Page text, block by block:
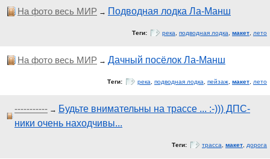
На фото весь МИР → Подводная лодка Ла-Манш
Теги: река подводная лодка макет лето
На фото весь МИР → Дачный посёлок Ла-Манш
Теги: река подводная лодка пейзаж макет лето
----------- → Будьте внимательны на трассе ... :-))) ДПС-
ники очень находчивы...
Теги: трасса макет дорога